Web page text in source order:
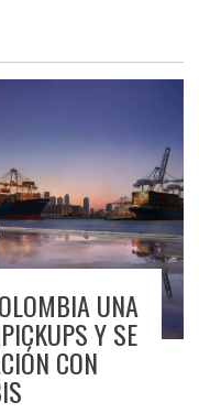
UNA
Y SE
CON